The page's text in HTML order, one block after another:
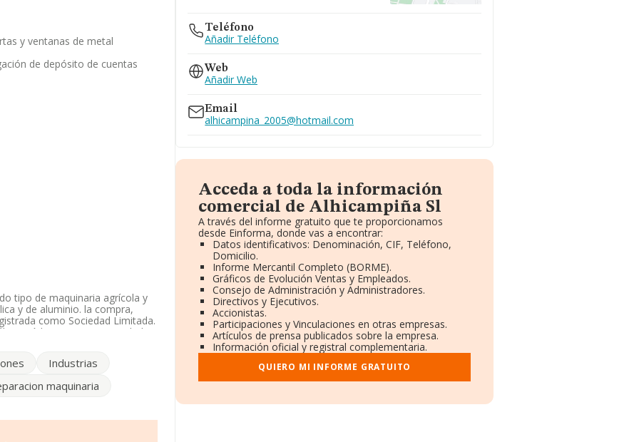
y ventanas de metal
de depósito de cuentas
tipo de maquinaria agrícola y
y de aluminio. la compra,
como Sociedad Limitada.
código 2512. La sociedad
a disposición de
López núm. 1, (14546),
Industrias
maquinaria
Teléfono
Añadir Teléfono
Web
Añadir Web
Email
alhicampina_2005@hotmail.com
Acceda a toda la información
comercial de Alhicampiña Sl
A través del informe gratuito que te proporcionamos
desde Einforma, donde vas a encontrar:
Datos identificativos: Denominación, CIF, Teléfono,
Domicilio.
Informe Mercantil Completo (BORME).
Gráficos de Evolución Ventas y Empleados.
Consejo de Administración y Administradores.
Directivos y Ejecutivos.
Accionistas.
Participaciones y Vinculaciones en otras empresas.
Artículos de prensa publicados sobre la empresa.
Información oficial y registral complementaria.
QUIERO MI INFORME GRATUITO